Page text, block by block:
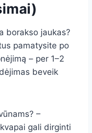
borakso jaukas?
pamatysite po
– per 1–2
beveik
–
gali dirginti